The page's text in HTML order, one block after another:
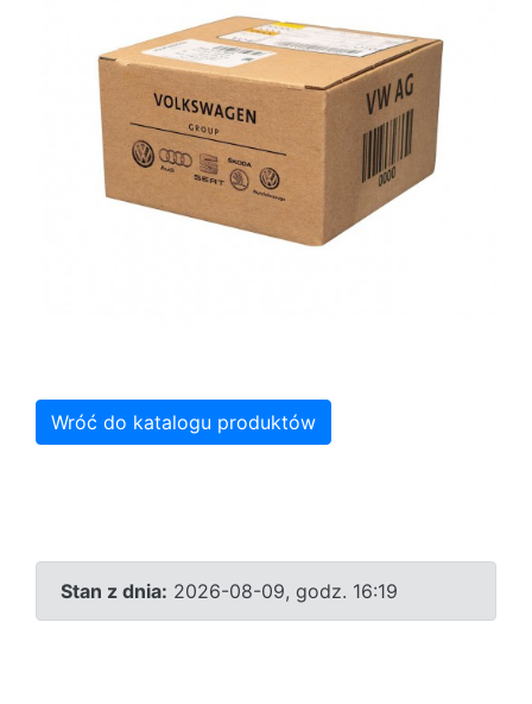
Wróć do katalogu produktów
Stan z dnia: 2026-08-09, godz. 16:19